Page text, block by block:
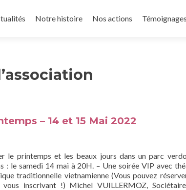
Notre histoire Nos actions Témoignages
– 14 et 15 Mai 2022
le printemps et les beaux jours dans un parc
: le samedi 14 mai à 20H. – Une soirée VIP avec
traditionnelle vietnamienne (Vous pouvez
inscrivant !) Michel VUILLERMOZ,